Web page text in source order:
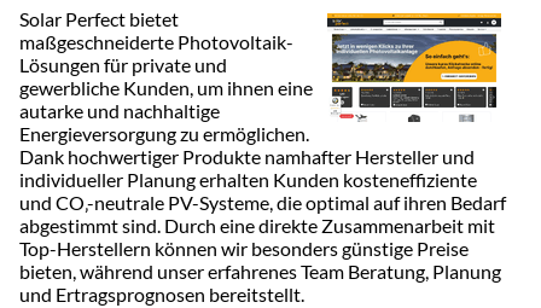
Solar Perfect bietet
maßgeschneiderte Photovoltaik-
Lösungen für private und
gewerbliche Kunden, um ihnen eine
autarke und nachhaltige
Energieversorgung zu ermöglichen.
Dank hochwertiger Produkte namhafter Hersteller und
individueller Planung erhalten Kunden kosteneffiziente
und CO‚-neutrale PV-Systeme, die optimal auf ihren Bedarf
abgestimmt sind. Durch eine direkte Zusammenarbeit mit
Top-Herstellern können wir besonders günstige Preise
bieten, während unser erfahrenes Team Beratung, Planung
und Ertragsprognosen bereitstellt.